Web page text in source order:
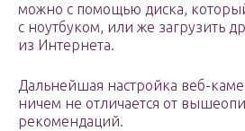
можно с помощью диска,
с ноутбуком, или же загрузить
из Интернета.
Дальнейшая настройка веб-
ничем не отличается от
рекомендаций.